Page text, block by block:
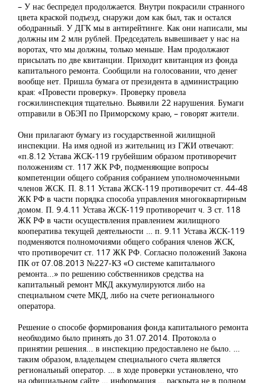
– У нас беспредел продолжается. Внутри покрасили странного
цвета краской подъезд, снаружи дом как был, так и остался
ободранный. У ДГК мы в антирейтинге. Как они написали, мы
должны им 2 млн рублей. Председатель вывешивает у нас на
воротах, что мы должны, только меньше. Нам продолжают
присылать по две квитанции. Приходит квитанция из фонда
капитального ремонта. Сообщили на голосовании, что денег
вообще нет. Пришла бумага от президента в администрацию
края: «Провести проверку». Проверку провела
госжилинспекция тщательно. Выявили 22 нарушения. Бумаги
отправили в ОБЭП по Приморскому краю, – говорят жители.
Они прилагают бумагу из государственной жилищной
инспекции. На имя одной из жительниц из ГЖИ отвечают:
«п.8.12 Устава ЖСК-119 грубейшим образом противоречит
положениям ст. 117 ЖК РФ, подменяющие вопросы
компетенции общего собрания собранием уполномоченными
членов ЖСК. П. 8.11 Устава ЖСК-119 противоречит ст. 44-48
ЖК РФ в части порядка способа управления многоквартирным
домом. П. 9.4.11 Устава ЖСК-119 противоречит ч. 3 ст. 118
ЖК РФ в части осуществления правлением жилищного
кооператива текущей деятельности … п. 9.11 Устава ЖСК-119
подменяются полномочиями общего собрания членов ЖСК,
что противоречит ст. 117 ЖК РФ. Согласно положений Закона
ПК от 07.08.2013 №227-КЗ «О системе капитального
ремонта...» по решению собственников средства на
капитальный ремонт МКД аккумулируются либо на
специальном счете МКД, либо на счете регионального
оператора.
Решение о способе формирования фонда капитального ремонта
необходимо было принять до 31.07.2014. Протокола о
принятии решения... в инспекцию предоставлено не было. …
таким образом, владельцем специального счета является
региональный оператор. … в ходе проверки установлено, что
на официальном сайте … информация … раскрыта не в полном